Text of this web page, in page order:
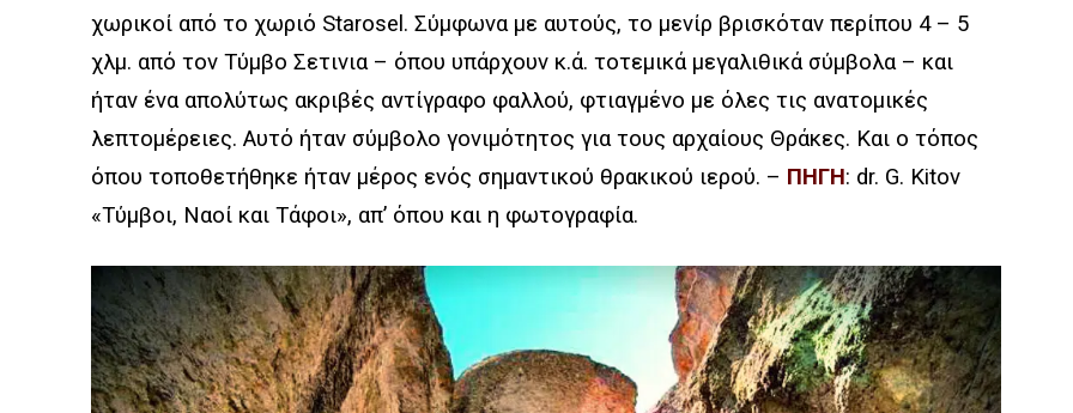
χωρικοί από το χωριό Starosel. Σύμφωνα με αυτούς, το μενίρ βρισκόταν περίπου 4 – 5
χλμ. από τον Τύμβο Σετινια – όπου υπάρχουν κ.ά. τοτεμικά μεγαλιθικά σύμβολα – και
ήταν ένα απολύτως ακριβές αντίγραφο φαλλού, φτιαγμένο με όλες τις ανατομικές
λεπτομέρειες. Αυτό ήταν σύμβολο γονιμότητος για τους αρχαίους Θράκες. Και ο τόπος
όπου τοποθετήθηκε ήταν μέρος ενός σημαντικού θρακικού ιερού. – ΠΗΓΗ: dr. G. Kitov
«Τύμβοι, Ναοί και Τάφοι», απ’ όπου και η φωτογραφία.